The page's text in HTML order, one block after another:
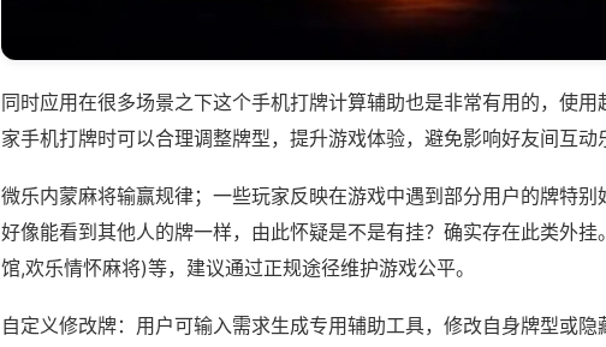
同时应用在很多场景之下这个手机打牌计算辅助也是非常有用的，使
家手机打牌时可以合理调整牌型，提升游戏体验，避免影响好友间互动
微乐内蒙麻将输赢规律；一些玩家反映在游戏中遇到部分用户的牌特
好像能看到其他人的牌一样，由此怀疑是不是有挂？确实存在此类外
馆,欢乐情怀麻将)等，建议通过正规途径维护游戏公平。
自定义修改牌：用户可输入需求生成专用辅助工具，修改自身牌型或隐